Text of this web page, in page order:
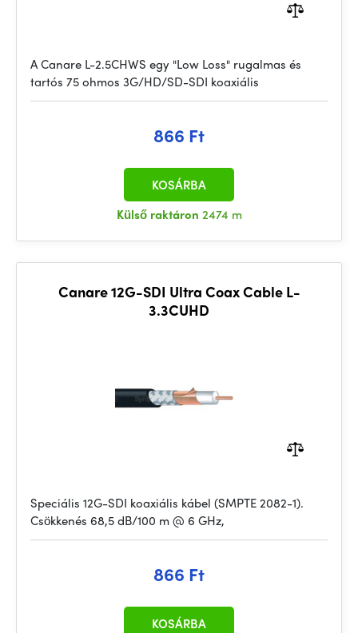
A Canare L-2.5CHWS egy "Low Loss" rugalmas és
tartós 75 ohmos 3G/HD/SD-SDI koaxiális
866 Ft
Külső raktáron 2474 m
KOSÁRBA
Canare 12G-SDI Ultra Coax Cable L-
3.3CUHD
Speciális 12G-SDI koaxiális kábel (SMPTE 2082-1).
Csökkenés 68,5 dB/100 m @ 6 GHz,
866 Ft
KOSÁRBA